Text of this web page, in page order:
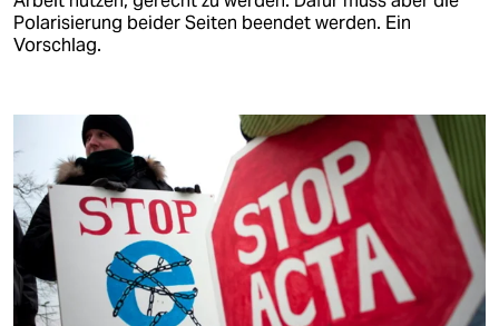
Polarisierung beider Seiten beendet werden. Ein
Vorschlag.